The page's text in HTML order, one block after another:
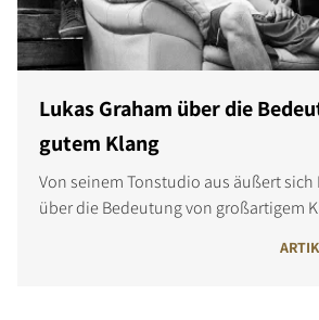
Lukas Graham über die
gutem Klang
Von seinem Tonstudio aus äußert sich
über die Bedeutung von großartigem